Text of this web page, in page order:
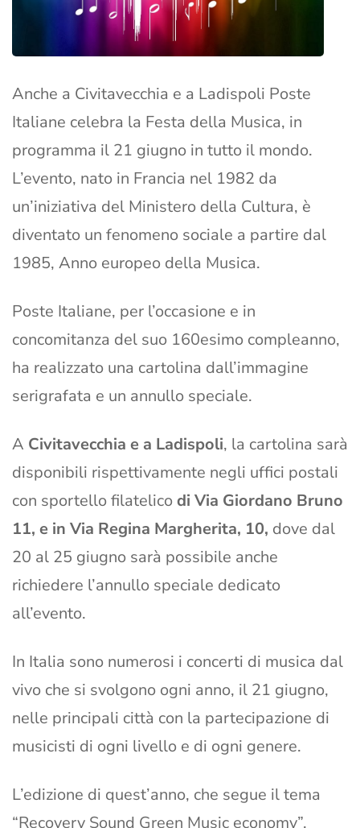
Anche a Civitavecchia e a Ladispoli Poste
Italiane celebra la Festa della Musica, in
programma il 21 giugno in tutto il mondo.
L’evento, nato in Francia nel 1982 da
un’iniziativa del Ministero della Cultura, è
diventato un fenomeno sociale a partire dal
1985, Anno europeo della Musica.
Poste Italiane, per l’occasione e in
concomitanza del suo 160esimo compleanno,
ha realizzato una cartolina dall’immagine
serigrafata e un annullo speciale.
A Civitavecchia e a Ladispoli, la cartolina sarà
disponibili rispettivamente negli uffici postali
con sportello filatelicodi Via Giordano Bruno
11, e in Via Regina Margherita, 10, dove dal
20 al 25 giugno sarà possibile anche
richiedere l’annullo speciale dedicato
all’evento.
In Italia sono numerosi i concerti di musica dal
vivo che si svolgono ogni anno, il 21 giugno,
nelle principali città con la partecipazione di
musicisti di ogni livello e di ogni genere.
L’edizione di quest’anno, che segue il tema
“Recovery Sound Green Music economy”,